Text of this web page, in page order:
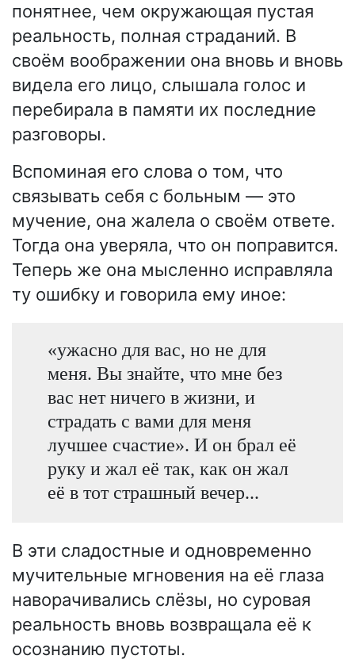
понятнее, чем окружающая пустая
реальность, полная страданий. В
своём воображении она вновь и вновь
видела его лицо, слышала голос и
перебирала в памяти их последние
разговоры.
Вспоминая его слова о том, что
связывать себя с больным — это
мучение, она жалела о своём ответе.
Тогда она уверяла, что он поправится.
Теперь же она мысленно исправляла
ту ошибку и говорила ему иное:
«ужасно для вас, но не для
меня. Вы знайте, что мне без
вас нет ничего в жизни, и
страдать с вами для меня
лучшее счастие». И он брал её
руку и жал её так, как он жал
её в тот страшный вечер...
В эти сладостные и одновременно
мучительные мгновения на её глаза
наворачивались слёзы, но суровая
реальность вновь возвращала её к
осознанию пустоты.